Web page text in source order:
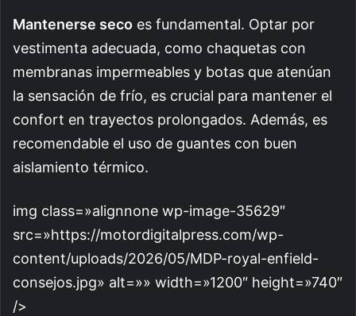
Mantenerse seco es fundamental. Optar por
vestimenta adecuada, como chaquetas con
membranas impermeables y botas que atenúan
la sensación de frío, es crucial para mantener el
confort en trayectos prolongados. Además, es
recomendable el uso de guantes con buen
aislamiento térmico.
img class=»alignnone wp-image-35629″
src=»https://motordigitalpress.com/wp-
content/uploads/2026/05/MDP-royal-enfield-
consejos.jpg» alt=»» width=»1200″ height=»740″
/>